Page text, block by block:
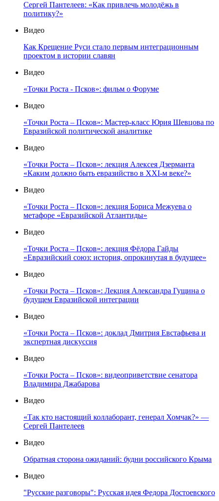
Сергей Пантелеев: «Как привлечь молодёжь в
политику?»
Видео
Как Крещение Руси стало первым интеграционным
проектом в истории славян
Видео
«Точки Роста - Псков»: фильм о Форуме
Видео
«Точки Роста – Псков»: Мастер-класс Юрия Шевцова по
Евразийской политической аналитике
Видео
«Точки Роста – Псков»: лекция Алексея Дзерманта
«Каким должно быть евразийство в XXI-м веке?»
Видео
«Точки Роста – Псков»: лекция Бориса Межуева о
метафоре «Евразийской Атлантиды»
Видео
«Точки Роста – Псков»: лекция Фёдора Гайды
«Евразийский союз: история, опрокинутая в будущее»
Видео
«Точки Роста – Псков»: Лекция Александра Гущина о
будущем Евразийской интеграции
Видео
«Точки Роста – Псков»: доклад Дмитрия Евстафьева и
экспертная дискуссия
Видео
«Точки Роста – Псков»: видеоприветствие сенатора
Владимира Джабарова
Видео
«Так кто настоящий коллаборант, генерал Хомчак?» —
Сергей Пантелеев
Видео
Обратная сторона ожиданий: будни российского Крыма
Видео
"Русские разговоры": Русская идея Федора Достоевского